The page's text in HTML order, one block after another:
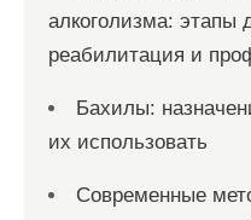
алкоголизма: этапы
реабилитация и
Бахилы:
их использовать
Современные